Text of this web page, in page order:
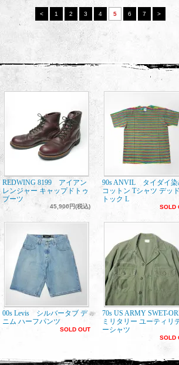
< 1 2 3 4 5 6 7 >
REDWING 8199 アイアン
レンジャー キャップドトゥ
ブーツ
45,900円(税込)
90s ANVIL タイダイ染
コットン Tシャツ デッ
トック L
SOLD
00s Levis シルバータブ デ
ニム ハーフパンツ
SOLD OUT
70s US ARMY SWET-
ミリタリー ユーティリ
ーシャツ
SOLD